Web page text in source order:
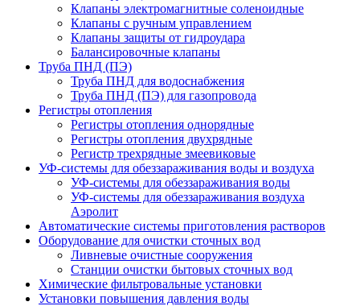
Клапаны электромагнитные соленоидные
Клапаны с ручным управлением
Клапаны защиты от гидроудара
Балансировочные клапаны
Труба ПНД (ПЭ)
Труба ПНД для водоснабжения
Труба ПНД (ПЭ) для газопровода
Регистры отопления
Регистры отопления однорядные
Регистры отопления двухрядные
Регистр трехрядные змеевиковые
УФ-системы для обеззараживания воды и воздуха
УФ-системы для обеззараживания воды
УФ-системы для обеззараживания воздуха
Аэролит
Автоматические системы приготовления растворов
Оборудование для очистки сточных вод
Ливневые очистные сооружения
Станции очистки бытовых сточных вод
Химические фильтровальные установки
Установки повышения давления воды